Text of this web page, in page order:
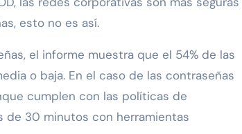
esto no es así.
el informe muestra que el 54% de las
o baja. En el caso de las contraseñas
cumplen con las políticas de
de 30 minutos con herramientas